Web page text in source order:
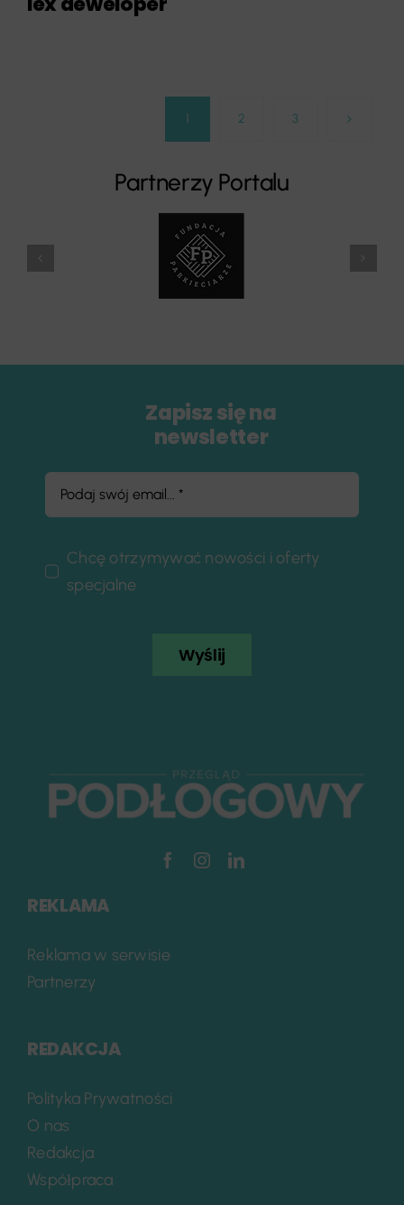
1 2 3
Partnerzy Portalu
Zapisz się na
newsletter
Chcę otrzymywać nowości i oferty
specjalne
Wyślij
REKLAMA
Reklama w serwisie
Partnerzy
REDAKCJA
Polityka Prywatności
O nas
Redakcja
Współpraca